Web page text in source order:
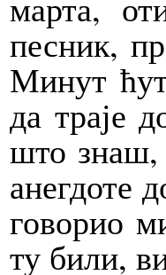
песник,
Минут
да траје
што знаш,
анегдоте
говорио
ту били,